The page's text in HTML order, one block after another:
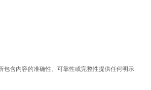
含内容的准确性、可靠性或完整性提供任何明示